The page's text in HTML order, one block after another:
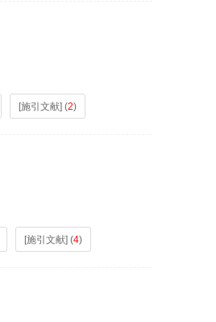
[施引文献] (2)
[施引文献] (4)